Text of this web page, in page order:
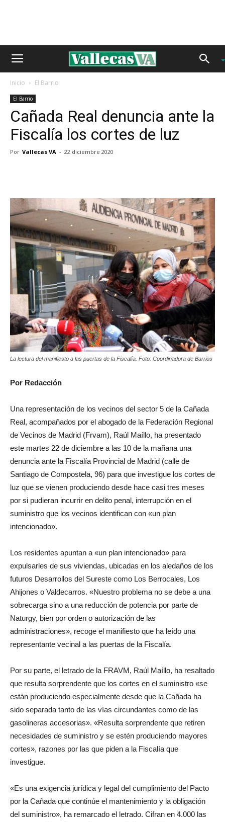
Inicio El Barrio
El Barrio
Cañada Real denuncia ante la
Fiscalía los cortes de luz
Por Vallecas VA - 22 diciembre 2020
La lectura del manifiesto a las puertas de la Fiscalía. Foto: Coordinadora de Barrios
Por Redacción
Una representación de los vecinos del sector 5 de la Cañada
Real, acompañados por el abogado de la Federación Regional
de Vecinos de Madrid (Frvam), Raúl Maíllo, ha presentado
este martes 22 de diciembre a las 10 de la mañana una
denuncia ante la Fiscalía Provincial de Madrid (calle de
Santiago de Compostela, 96) para que investigue los cortes de
luz que se vienen produciendo desde hace casi tres meses
por si pudieran incurrir en delito penal, interrupción en el
suministro que los vecinos identifican con «un plan
intencionado».
Los residentes apuntan a «un plan intencionado» para
expulsarles de sus viviendas, ubicadas en los aledaños de los
futuros Desarrollos del Sureste como Los Berrocales, Los
Ahijones o Valdecarros. «Nuestro problema no se debe a una
sobrecarga sino a una reducción de potencia por parte de
Naturgy, bien por orden o autorización de las
administraciones», recoge el manifiesto que ha leído una
representante vecinal a las puertas de la Fiscalía.
Por su parte, el letrado de la FRAVM, Raúl Maíllo, ha resaltado
que resulta sorprendente que los cortes en el suministro «se
están produciendo especialmente desde que la Cañada ha
sido separada tanto de las vías circundantes como de las
gasolineras accesorias». «Resulta sorprendente que retiren
necesidades de suministro y se estén produciendo mayores
cortes», razones por las que piden a la Fiscalía que
investigue.
«Es una exigencia jurídica y legal del cumplimiento del Pacto
por la Cañada que continúe el mantenimiento y la obligación
del suministro», ha remarcado el letrado. Cifran en 4.000 las